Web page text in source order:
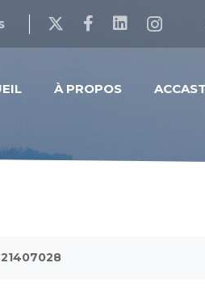
À PROPOS